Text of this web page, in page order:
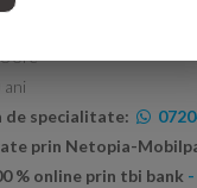
la comenzi
ore
ani
de specialitate:
prin Netopia-
% online prin tbi bank